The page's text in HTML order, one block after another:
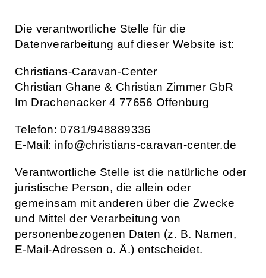
Die verantwortliche Stelle für die
Datenverarbeitung auf dieser Website ist:
Christians-Caravan-Center
Christian Ghane & Christian Zimmer GbR
Im Drachenacker 4 77656 Offenburg
Telefon: 0781/948889336
E-Mail: info@christians-caravan-center.de
Verantwortliche Stelle ist die natürliche oder
juristische Person, die allein oder
gemeinsam mit anderen über die Zwecke
und Mittel der Verarbeitung von
personenbezogenen Daten (z. B. Namen,
E-Mail-Adressen o. Ä.) entscheidet.